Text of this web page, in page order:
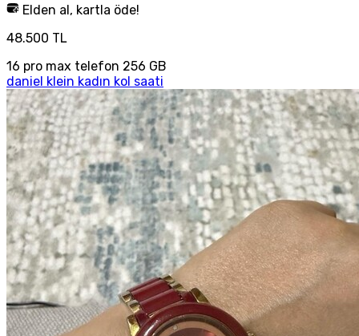
Elden al, kartla öde!
48.500 TL
16 pro max telefon 256 GB
daniel klein kadın kol saati